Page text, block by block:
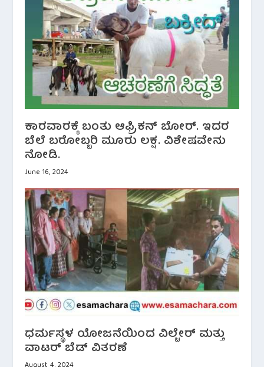
ಕಾರವಾರಕ್ಕೆ ಬಂತು ಆಫ್ರಿಕನ್ ಬೋರ್. ಇದರ
ಬೆಲೆ ಬರೋಬ್ಬರಿ ಮೂರು ಲಕ್ಷ. ವಿಶೇಷವೇನು
ನೋಡಿ.
June 16, 2024
ಧರ್ಮಸ್ಥಳ ಯೋಜನೆಯಿಂದ ವಿಲ್ಚೇರ್ ಮತ್ತು
ವಾಟರ್ ಬೆಡ್ ವಿತರಣೆ